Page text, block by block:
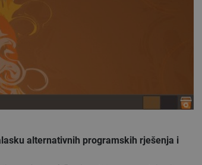
alternativnih programskih rješenja i